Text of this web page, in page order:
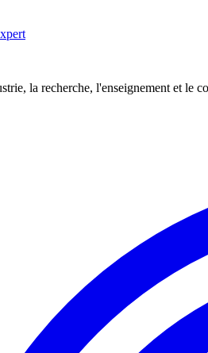
la recherche, l'enseignement et le